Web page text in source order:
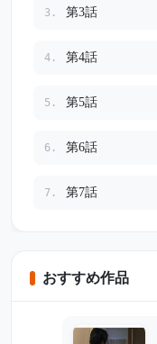
3. 第3話
4. 第4話
5. 第5話
6. 第6話
7. 第7話
おすすめ作品